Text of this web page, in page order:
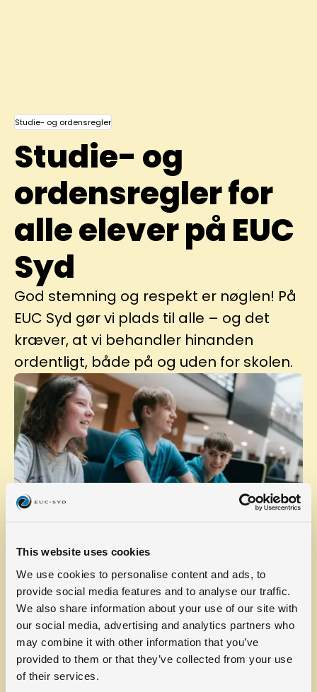
This website uses cookies
We use cookies to personalise content and ads, to
provide social media features and to analyse our traffic.
We also share information about your use of our site with
our social media, advertising and analytics partners who
may combine it with other information that you’ve
provided to them or that they’ve collected from your use
of their services.
Studie- og ordensregler
Studie- og
ordensregler for
alle elever på EUC
Syd
God stemning og respekt er nøglen! På
EUC Syd gør vi plads til alle – og det
kræver, at vi behandler hinanden
ordentligt, både på og uden for skolen.
Velkommen til vores studie‑ og ordensregler! Her ses
reglerne, der holder skolehverdagen tryg, fair og
fælles. Det handler ikke om at styre alt – det handler
om at vise respekt, tage ansvar og tænke på
hinanden. Reglerne gælder for alle—uanset
uddannelse, om det er EUD, EUX eller gymnasiale
fag. Så læs med, vær med, og vær med til at skabe